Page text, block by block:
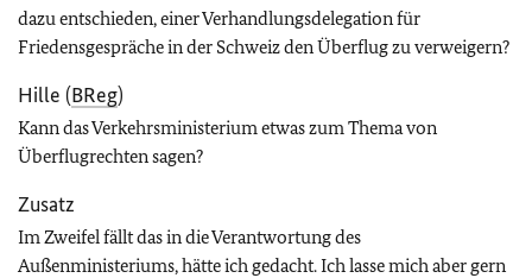
dazu entschieden, einer Verhandlungsdelegation für
Friedensgespräche in der Schweiz den Überflug zu verweigern?
Hille (BReg)
Kann das Verkehrsministerium etwas zum Thema von
Überflugrechten sagen?
Zusatz
Im Zweifel fällt das in die Verantwortung des
Außenministeriums, hätte ich gedacht. Ich lasse mich aber gern